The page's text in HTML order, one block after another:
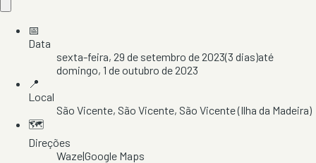
📅
Data
sexta-feira, 29 de setembro de 2023(3 dias)até
domingo, 1 de outubro de 2023
📍
Local
São Vicente, São Vicente, São Vicente(Ilha da Madeira)
🗺️
Direções
Waze|Google Maps